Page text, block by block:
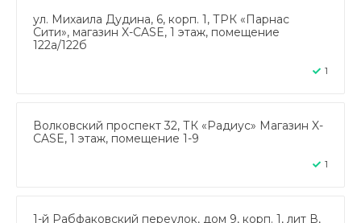
ул. Михаила Дудина, 6, корп. 1, ТРК «Парнас
Сити», магазин X-CASE, 1 этаж, помещение
122а/122б
1
Волковский проспект 32, ТК «Радиус» Магазин X-
CASE, 1 этаж, помещение 1-9
1
1-й Рабфаковский переулок, дом 9, корп. 1, лит В,